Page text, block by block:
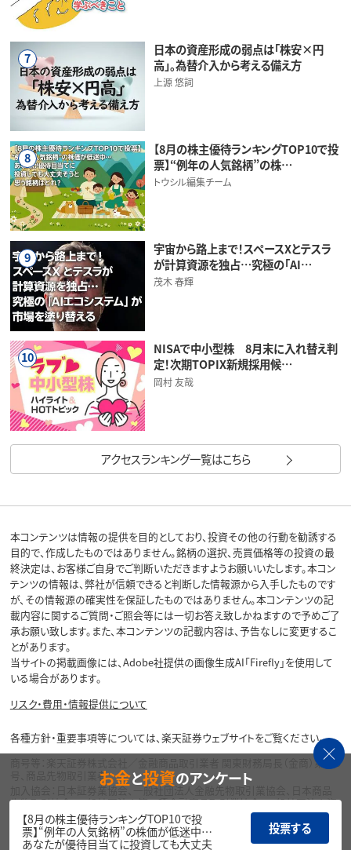
7
日本の資産形成の弱点は「株安×円
高」。為替介入から考える備え方
上源 悠詞
8
【8月の株主優待ランキングTOP10で投
票】“例年の人気銘柄”の株…
トウシル編集チーム
9
宇宙から路上まで！スペースXとテスラ
が計算資源を独占…究極の「AI…
茂木 春輝
10
NISAで中小型株 8月末に入れ替え判
定！次期TOPIX新規採用候…
岡村 友哉
アクセスランキング一覧はこちら
本コンテンツは情報の提供を目的としており、投資その他の行動を勧誘する
目的で、作成したものではありません。銘柄の選択、売買価格等の投資の最
終決定は、お客様ご自身でご判断いただきますようお願いいたします。本コン
テンツの情報は、弊社が信頼できると判断した情報源から入手したものです
が、その情報源の確実性を保証したものではありません。本コンテンツの記
載内容に関するご質問・ご照会等には一切お答え致しかねますので予めご了
承お願い致します。また、本コンテンツの記載内容は、予告なしに変更するこ
とがあります。
当サイトの掲載画像には、Adobe社提供の画像生成AI「Firefly」を使用して
いる場合があります。
リスク・費用・情報提供について
各種方針・重要事項等については、楽天証券ウェブサイトをご覧ください。
商号等：楽天証券株式会社／金融商品取引業者 関東財務局長（金商）第195
号、商品先物取引業者
加入協会：日本証券業協会、一般社団法人金融先物取引業協会、日本商品
先物取引協会、一般社団法人第二種金融商品取引業協会、一般社団法人資
産運用業協会
Copyright©
お金と投資のアンケート
【8月の株主優待ランキングTOP10で投
票】“例年の人気銘柄”の株価が低迷中…
あなたが優待目当てに投資しても大丈夫
投票する